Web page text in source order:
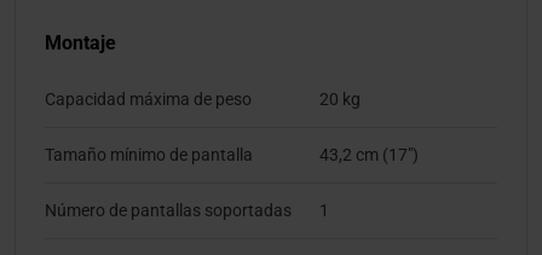
Montaje
Capacidad máxima de peso 20 kg
Tamaño mínimo de pantalla 43,2 cm (17")
Número de pantallas soportadas 1